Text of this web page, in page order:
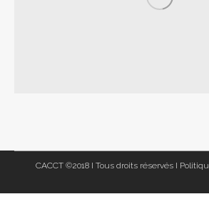
CACCT ©2018 I Tous droits réservés I